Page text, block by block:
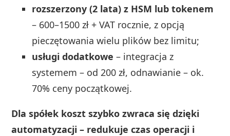
rozszerzony (2 lata) z HSM lub tokenem
– 600–1500 zł + VAT rocznie, z opcją
pieczętowania wielu plików bez limitu;
usługi dodatkowe – integracja z
systemem – od 200 zł, odnawianie – ok.
70% ceny początkowej.
Dla spółek koszt szybko zwraca się dzięki
automatyzacji – redukuje czas operacji i